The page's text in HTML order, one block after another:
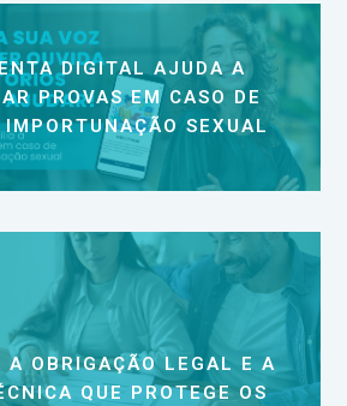
DIGITAL AJUDA A
PROVAS EM CASO DE
IMPORTUNAÇÃO SEXUAL
A OBRIGAÇÃO LEGAL E A
QUE PROTEGE OS